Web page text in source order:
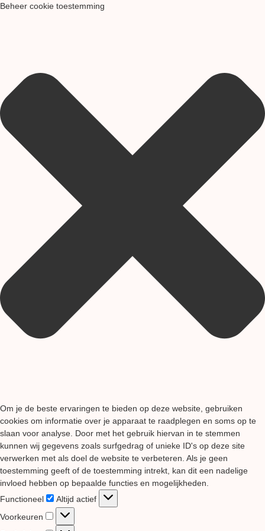
Beheer cookie toestemming
Om je de beste ervaringen te bieden op deze website, gebruiken
cookies om informatie over je apparaat te raadplegen en soms op te
slaan voor analyse. Door met het gebruik hiervan in te stemmen
kunnen wij gegevens zoals surfgedrag of unieke ID's op deze site
verwerken met als doel de website te verbeteren. Als je geen
toestemming geeft of de toestemming intrekt, kan dit een nadelige
invloed hebben op bepaalde functies en mogelijkheden.
Functioneel
Functioneel
Altijd actief
Voorkeuren
Voorkeuren